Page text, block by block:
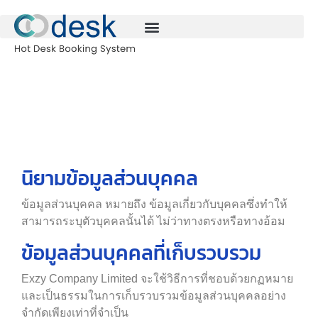
นิยามข้อมูลส่วนบุคคล
ข้อมูลส่วนบุคคล หมายถึง ข้อมูลเกี่ยวกับบุคคลซึ่งทำให้
สามารถระบุตัวบุคคลนั้นได้ ไม่ว่าทางตรงหรือทางอ้อม
ข้อมูลส่วนบุคคลที่เก็บรวบรวม
Exzy Company Limited จะใช้วิธีการที่ชอบด้วยกฏหมาย
และเป็นธรรมในการเก็บรวบรวมข้อมูลส่วนบุคคลอย่าง
จำกัดเพียงเท่าที่จำเป็น